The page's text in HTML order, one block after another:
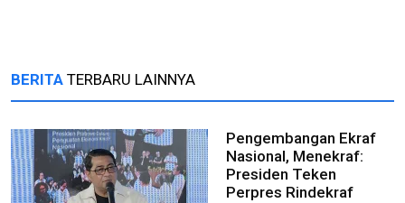
BERITA TERBARU LAINNYA
Pengembangan Ekraf
Nasional, Menekraf:
Presiden Teken
Perpres Rindekraf